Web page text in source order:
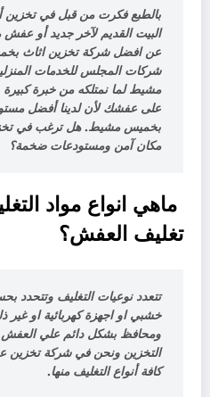
بالطبع فكرت من قبل في تخزين
البيت القديم لآخر جديد أو
عن افضل شركة تخزين اثاث
شركات المجلس للخدمات
مشيط لما نمتلكه من خبرة
على عفشك لأن لدينا أفضل
بخميس مشيط. هل ترغب في
مكان آمن ومستودعات ضخمة؟
ماهي انواع مواد
تغليف العفش؟
تتعدد نوعيات التغليف وتتحدد
خشبي او اجهزة كهربائية او غير
ومحافظ بشكل دائم علي العفش
التخزين ونحن في شركة
كافة أنواع التغليف منها.